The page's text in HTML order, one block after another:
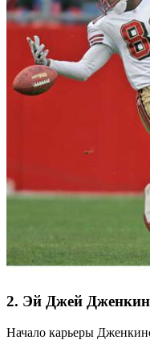
2. Эй Джей
Начало карьеры